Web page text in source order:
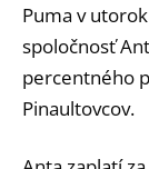
Puma v
spoločnosť
percentného
Pinaultovcov.